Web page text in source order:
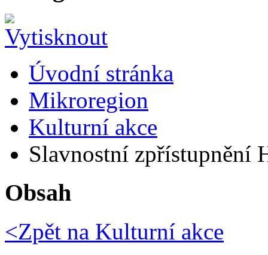
Úvodní stránka
Mikroregion
Kulturní akce
Slavnostní zpřístupnění
Obsah
<Zpět na Kulturní akce